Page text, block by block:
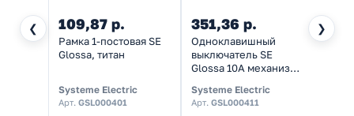
❮ ❯
109,87 р.
Рамка 1-постовая SE
Glossa, титан
Systeme Electric
Арт. GSL000401
351,36 р.
Одноклавишный
выключатель SE
Glossa 10A механизм,
Systeme Electric
Арт. GSL000411